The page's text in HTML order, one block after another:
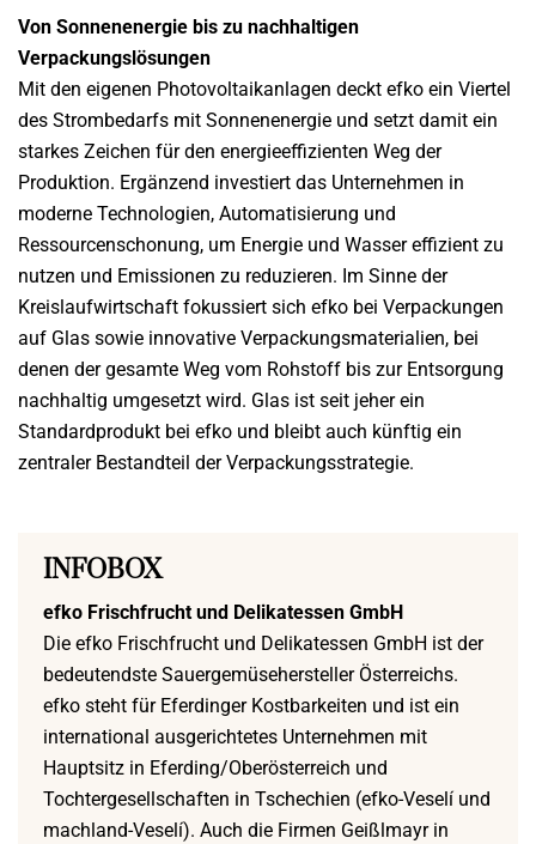
Von Sonnenenergie bis zu nachhaltigen
Verpackungslösungen
Mit den eigenen Photovoltaikanlagen deckt efko ein Viertel
des Strombedarfs mit Sonnenenergie und setzt damit ein
starkes Zeichen für den energieeffizienten Weg der
Produktion. Ergänzend investiert das Unternehmen in
moderne Technologien, Automatisierung und
Ressourcenschonung, um Energie und Wasser effizient zu
nutzen und Emissionen zu reduzieren. Im Sinne der
Kreislaufwirtschaft fokussiert sich efko bei Verpackungen
auf Glas sowie innovative Verpackungsmaterialien, bei
denen der gesamte Weg vom Rohstoff bis zur Entsorgung
nachhaltig umgesetzt wird. Glas ist seit jeher ein
Standardprodukt bei efko und bleibt auch künftig ein
zentraler Bestandteil der Verpackungsstrategie.
INFOBOX
efko Frischfrucht und Delikatessen GmbH
Die efko Frischfrucht und Delikatessen GmbH ist der
bedeutendste Sauergemüsehersteller Österreichs.
efko steht für Eferdinger Kostbarkeiten und ist ein
international ausgerichtetes Unternehmen mit
Hauptsitz in Eferding/Oberösterreich und
Tochtergesellschaften in Tschechien (efko-Veselí und
machland-Veselí). Auch die Firmen Geißlmayr in